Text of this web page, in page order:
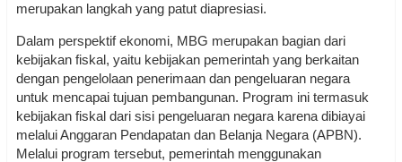
merupakan langkah yang patut diapresiasi.
Dalam perspektif ekonomi, MBG merupakan bagian dari
kebijakan fiskal, yaitu kebijakan pemerintah yang berkaitan
dengan pengelolaan penerimaan dan pengeluaran negara
untuk mencapai tujuan pembangunan. Program ini termasuk
kebijakan fiskal dari sisi pengeluaran negara karena dibiayai
melalui Anggaran Pendapatan dan Belanja Negara (APBN).
Melalui program tersebut, pemerintah menggunakan